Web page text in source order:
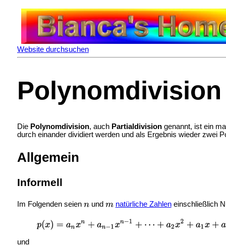
Website durchsuchen
Polynomdivision
Die Polynomdivision, auch Partialdivisiongenannt, ist ein
durch einander dividiert werden und als Ergebnis wieder zwei
Allgemein
Informell
Im Folgenden seien und natürliche Zahleneinschließlich
und